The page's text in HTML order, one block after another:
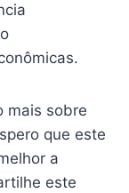
mais sobre
que este
a
este